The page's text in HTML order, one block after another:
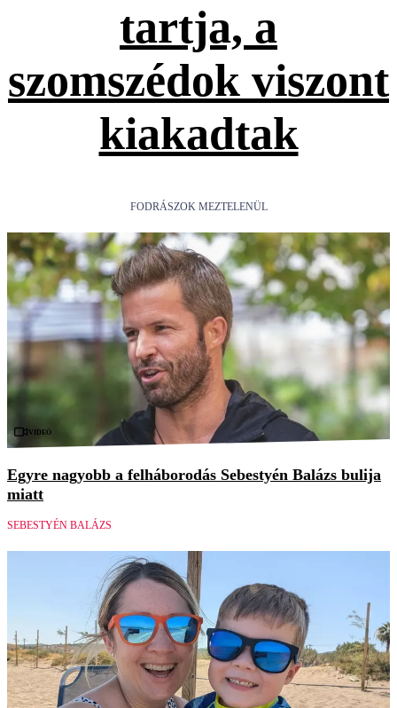
tartja, a
szomszédok viszont
kiakadtak
FODRÁSZOK MEZTELENÜL
Videó
Egyre nagyobb a felháborodás Sebestyén Balázs bulija
miatt
SEBESTYÉN BALÁZS